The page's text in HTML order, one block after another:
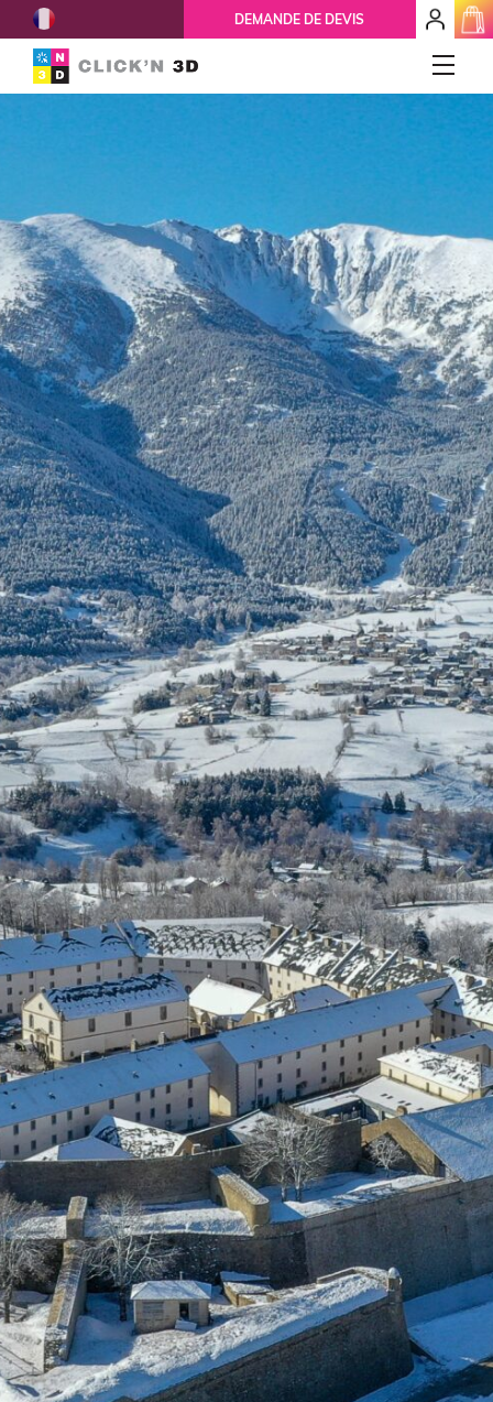
DEMANDE DE DEVIS
mon
espace
client
Accueil
Qui-sommes-nous ?
Nos services
Réparation 3D
Prototypage
Petites et moyennes séries
Ils nous font confiance
Blog
FAQ
Contact
French